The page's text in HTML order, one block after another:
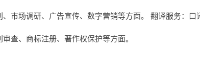
市场调研、广告宣传、数字营销等方面。 翻译服务：口
查、商标注册、著作权保护等方面。